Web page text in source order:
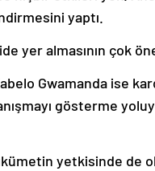
yaptı.
yer almasının çok
Gwamanda ise
gösterme
yetkisinde de